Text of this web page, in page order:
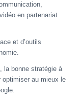
en partenariat
et d’outils
la bonne stratégie à
optimiser au mieux le